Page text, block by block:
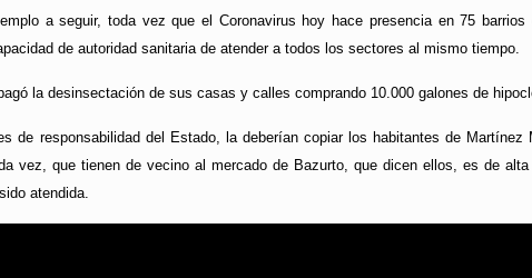
a seguir, toda vez que el Coronavirus hoy hace presencia en 75
de autoridad sanitaria de atender a todos los sectores al mismo tiempo.
la desinsectación de sus casas y calles comprando 10.000 galones de
de responsabilidad del Estado, la deberían copiar los habitantes de
vez, que tienen de vecino al mercado de Bazurto, que dicen ellos, es de
atendida.